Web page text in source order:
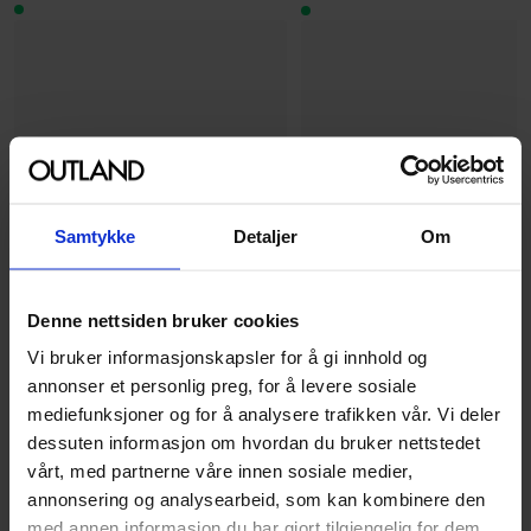
Samtykke Detaljer Om
Denne nettsiden bruker cookies
Vi bruker informasjonskapsler for å gi innhold og
annonser et personlig preg, for å levere sosiale
mediefunksjoner og for å analysere trafikken vår. Vi deler
dessuten informasjon om hvordan du bruker nettstedet
vårt, med partnerne våre innen sosiale medier,
annonsering og analysearbeid, som kan kombinere den
Pathfinder Monster Core 2
Pawn Box
Paizo Publishing
Pathfinder RPG 2nd Edition
Tilbehør · Engelsk
Pathfinder Lost Omens
Dispatches Special
(P2)
Paizo Publishing
Pathfinder RPG 2nd Edition
Regelbok · Engelsk